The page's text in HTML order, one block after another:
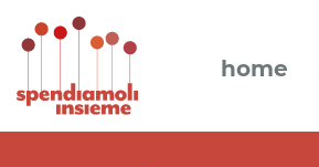
home